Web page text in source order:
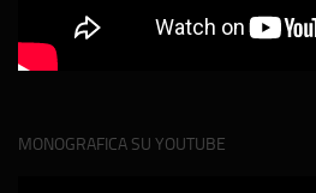
MONOGRAFICA SU YOUTUBE